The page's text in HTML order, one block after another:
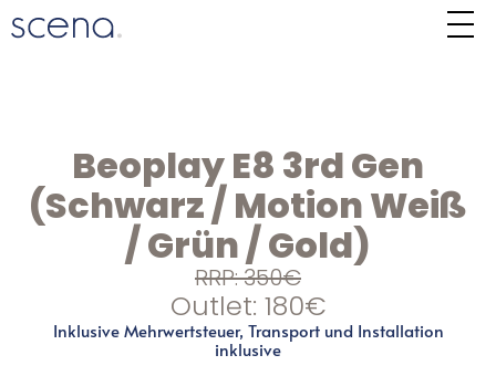
Beoplay E8 3rd Gen
(Schwarz / Motion Weiß
/ Grün / Gold)
RRP: 350€
Outlet: 180€
Inklusive Mehrwertsteuer, Transport und Installation
inklusive